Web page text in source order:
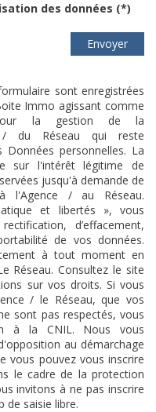
des données (*)
Envoyer
sont enregistrées
Immo agissant comme
la gestion de la
/ du Réseau qui reste
personnelles. La
sur l'intérêt légitime de
jusqu'à demande de
l'Agence / au Réseau.
et libertés », vous
d’effacement,
de vos données.
à tout moment en
Réseau. Consultez le site
sur vos droits. Si vous
/ le Réseau, que vos
sont pas respectés, vous
à la CNIL. Nous vous
au démarchage
vous pouvez vous inscrire
le cadre de la protection
invitons à ne pas inscrire
de saisie libre.